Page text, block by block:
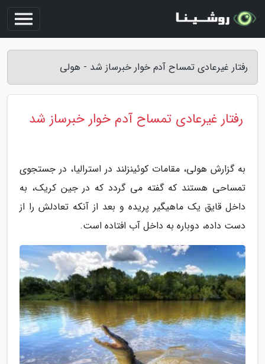
رفتار غیرعادی تمساح آدم خوار خبرساز شد - هولی
رفتار غیرعادی تمساح آدم خوار خبرساز شد
به گزارش هولی، مقامات کوئینزلند در استرالیا، در جستجوی
تمساحی هستند که گفته می گردد که در جین کریک، به
داخل قایق یک ماهیگیر پریده و بعد از آنکه تعادلش را از
دست داده، دوباره به داخل آب افتاده است.